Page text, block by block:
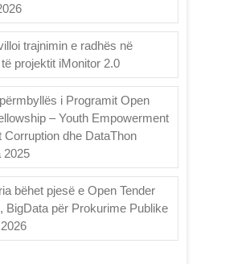
trajnimin e radhës në
projektit iMonitor 2.0
i Programit Open
– Youth Empowerment
Corruption dhe DataThon
2025
bëhet pjesë e Open Tender
BigData për Prokurime Publike